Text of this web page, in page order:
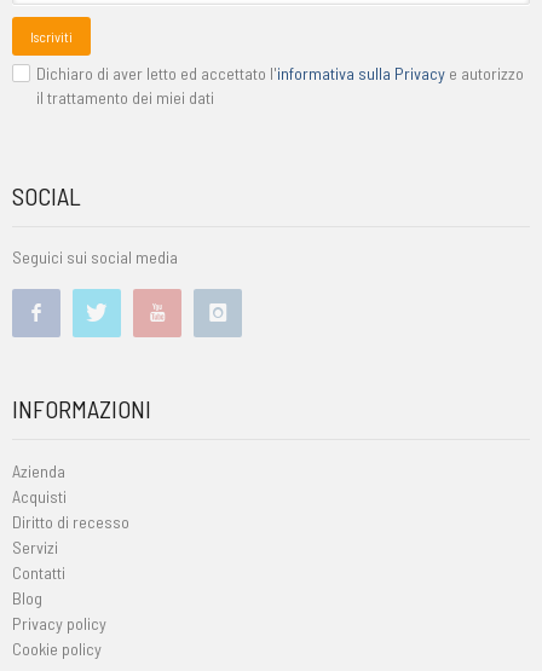
Iscriviti
Dichiaro di aver letto ed accettato l'informativa sulla Privacy e autorizzo
il trattamento dei miei dati
SOCIAL
Seguici sui social media
INFORMAZIONI
Azienda
Acquisti
Diritto di recesso
Servizi
Contatti
Blog
Privacy policy
Cookie policy